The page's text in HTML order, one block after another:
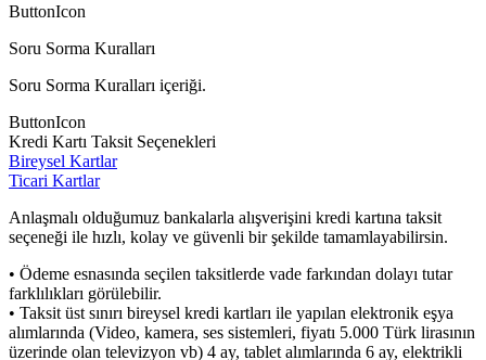
ButtonIcon
Soru Sorma Kuralları
Soru Sorma Kuralları içeriği.
ButtonIcon
Kredi Kartı Taksit Seçenekleri
Bireysel Kartlar
Ticari Kartlar
Anlaşmalı olduğumuz bankalarla alışverişini kredi kartına taksit
seçeneği ile hızlı, kolay ve güvenli bir şekilde tamamlayabilirsin.
• Ödeme esnasında seçilen taksitlerde vade farkından dolayı tutar
farklılıkları görülebilir.
• Taksit üst sınırı bireysel kredi kartları ile yapılan elektronik eşya
alımlarında (Video, kamera, ses sistemleri, fiyatı 5.000 Türk lirasının
üzerinde olan televizyon vb) 4 ay, tablet alımlarında 6 ay, elektrikli